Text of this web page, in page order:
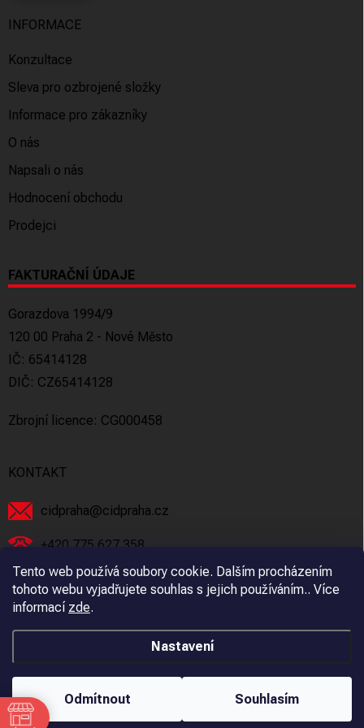
Tento web používá soubory cookie. Dalším procházením
tohoto webu vyjadřujete souhlas s jejich používáním.. Více
informací zde.
Nastavení
Odmítnout Souhlasím
INFORMACE
Konzultace
Sleva pro ozbrojené složky
Informace pro zákazníky
O nás
Napsali o nás
Hodnocení obchodu
Prodejci
FAKTURAČNÍ ÚDAJE
Gorazdova 1994/9
120 00 Praha 2 - Nové Město
IČ: 65414128
DIČ: CZ65414128
Zbrojní licence: CG000458
KONTAKT
cidpraha@cidpraha.cz
+420 775 627 358
Facebook
cidpraha_zbrane
Vytvořil Shoptet
Copyright 2026 C.I.D Praha s.r.o. . Všechna práva vyhrazena.